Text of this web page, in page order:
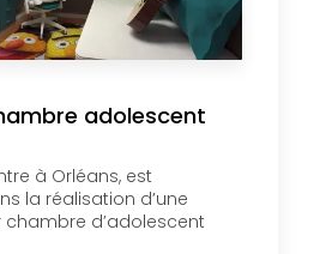
adolescent
à Orléans, est
la réalisation d’une
d’adolescent